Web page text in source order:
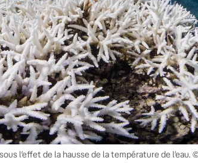
l’effet de la hausse de la température de l’eau.